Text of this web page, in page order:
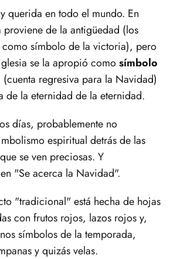
querida en todo el mundo. En
de la antigüedad (los
como símbolo de la victoria), pero
se la apropió comosímbolo
(cuenta regresiva para la Navidad)
de la eternidad de la eternidad.
días, probablemente no
espiritual detrás de las
se ven preciosas. Y
"Se acerca la Navidad".
"tradicional" está hecha de hojas
con frutos rojos, lazos rojos y,
símbolos de la temporada,
y quizás velas.